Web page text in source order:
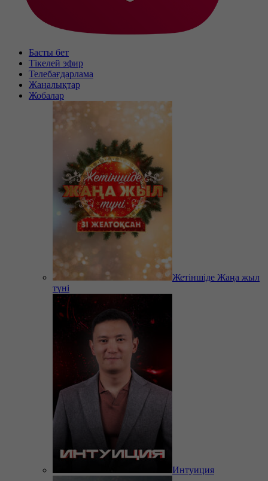
Басты бет
Тікелей эфир
Телебағдарлама
Жаңалықтар
Жобалар
Жетіншіде Жаңа жыл
түні
Интуиция